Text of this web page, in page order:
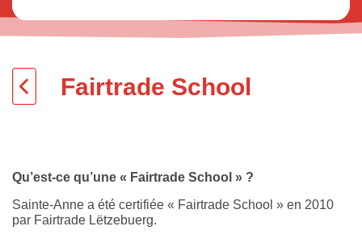
Fairtrade School
Qu’est-ce qu’une « Fairtrade School » ?
Sainte-Anne a été certifiée « Fairtrade School » en 2010
par Fairtrade Lëtzebuerg.